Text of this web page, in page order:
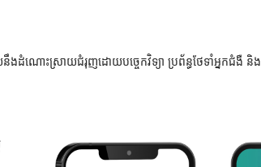
យនឹងដំណោះស្រាយជំរុញដោយបច្ចេកវិទ្យា ប្រព័ន្ធថែទាំអ្នកជំងឺ